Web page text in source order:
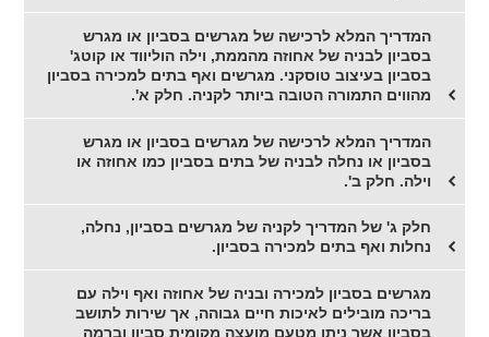
המדריך המלא לרכישה של מגרשים בסביון או מגרש
בסביון לבניה של אחוזה מהממת, וילה הוליווד או קוטג'
בסביון בעיצוב טוסקני. מגרשים ואף בתים למכירה בסביון
מהווים התמורה הטובה ביותר לקניה. חלק א'.
המדריך המלא לרכישה של מגרשים בסביון או מגרש
בסביון או נחלה לבניה של בתים בסביון כמו אחוזה או
וילה. חלק ב'.
חלק ג' של המדריך לקניה של מגרשים בסביון, נחלה,
נחלות ואף בתים למכירה בסביון.
מגרשים בסביון למכירה ובניה של אחוזה ואף וילה עם
בריכה מובילים לאיכות חיים גבוהה, אך שירות לתושב
בסביון אשר ניתן מטעם מועצה מקומית סביון וברמה